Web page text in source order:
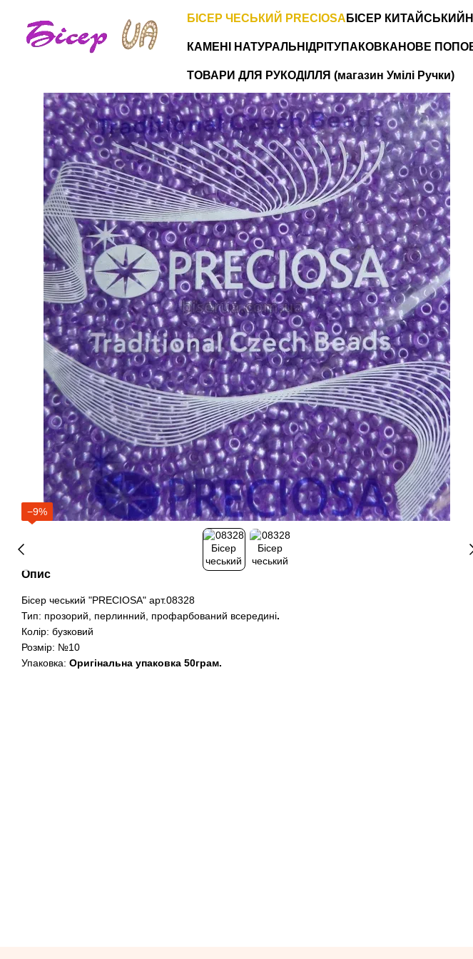
БІСЕР ЧЕСЬКИЙ PRECIOSA БІСЕР КИТАЙСЬКИЙ
КАМЕНІ НАТУРАЛЬНІ ДРІТУПАКОВКА НОВЕ
ТОВАРИ ДЛЯ РУКОДІЛЛЯ (магазин Умілі Ручки)
−9%
Опис
Бісер чеський "PRECIOSA" арт.08328
Тип: прозорий, перлинний, профарбований всередині.
Колір: бузковий
Розмір: №10
Упаковка: Оригінальна упаковка 50грам.